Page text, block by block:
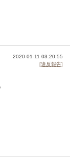
2020-01-11 03:20:55
[違反報告]